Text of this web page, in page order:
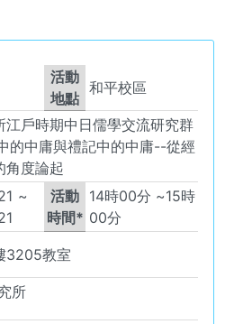
活動
地點
和平校區
江戶時期中日儒學交流研究群
的中庸與禮記中的中庸--從經
角度論起
~
活動
時間*
14時00 分 ~15時
00分
3205教室
所